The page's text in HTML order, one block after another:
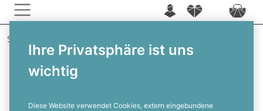
Ihre Privatsphäre ist uns
wichtig
Diese Website verwendet Cookies, extern eingebundene
n f c
Startseite
Einladungskarten Geburtstag
Motorrad Logan
Einladung zum Geburtstag Motorrad